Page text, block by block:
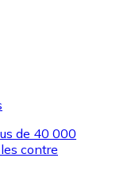
de 40 000
contre